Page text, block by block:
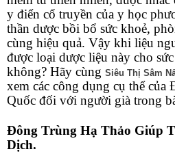
y điển cổ truyền của y học
thần dược bồi bổ sức khoẻ,
cùng hiệu quả. Vậy khi liệu
được loại dược liệu này cho
không? Hãy cùng Siêu Thị Sâm
xem các công dụng cụ thể của
Quốc đối với người già trong
Đông Trùng Hạ Thảo Giúp
Dịch.